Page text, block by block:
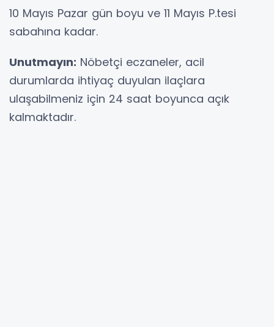
10 Mayıs Pazar gün boyu ve 11 Mayıs P.tesi
sabahına kadar.
Unutmayın: Nöbetçi eczaneler, acil
durumlarda ihtiyaç duyulan ilaçlara
ulaşabilmeniz için 24 saat boyunca açık
kalmaktadır.